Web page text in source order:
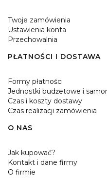
Twoje zamówienia
Ustawienia konta
Przechowalnia
PŁATNOŚCI I DOSTAWA
Formy płatności
Jednostki budżetowe i
Czas i koszty dostawy
Czas realizacji zamówienia
O NAS
Jak kupować?
Kontakt i dane firmy
O firmie